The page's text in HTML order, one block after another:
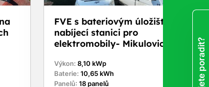
FVE s bateriovým úložištěm a
nabíjecí stanici pro
elektromobily- Mikulovice
Výkon: 8,10 kWp
Baterie: 10,65 kWh
Panelů: 18 panelů